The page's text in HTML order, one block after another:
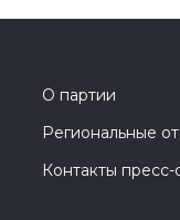
О партии
Региональные
Контакты